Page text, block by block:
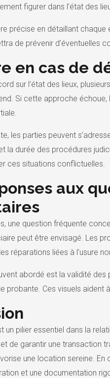
figurer dans l’état des
précise en détaillant
de prévenir d’éventuelles
en cas de
sur l’état des lieux,
Si cette approche échoue,
les parties peuvent
la durée des procédures
ces situations conflictuelles.
aux
une question fréquente
peut être envisagé. Les
réparations liées à l’usure
abordé est la validité
probante. Ces visuels
un pilier essentiel dans la
et de garantir une
une location sereine.
et une documentation